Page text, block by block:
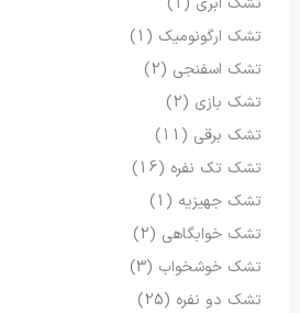
تشک ارگونومیک (1)
تشک اسفنجی (2)
تشک بازی (2)
تشک برقی (11)
تشک تک نفره (16)
تشک جهیزیه (1)
تشک خوابگاهی (2)
تشک خوشخواب (3)
تشک دو نفره (25)